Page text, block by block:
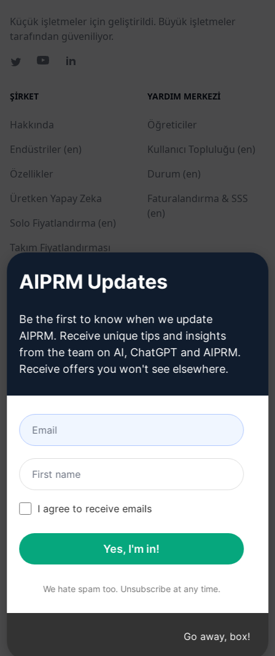
Küçük işletmeler için geliştirildi. Büyük işletmeler
tarafından güveniliyor.
ŞIRKET
Hakkında
Endüstriler (en)
Özellikler
Üretken Yapay Zeka
Solo Fiyatlandırma (en)
Takım Fiyatlandırması
(en)
Blog (en)
YARDIM MERKEZI
Öğreticiler
Kullanıcı Topluluğu (en)
Durum (en)
Faturalandırma & SSS
(en)
YASAL
Gizlilik Politikası (en)
Politikası (en)
Kullanım Koşulları (en)
Tarayıcı Uzantısı
Terimleri (en)
Faturalama Koşulları (en)
Nasıl kurulur
© 2026
All logos, trademarks, and registered trademarks are the
AIPRM and other related brand names are registered
laws.
and EU CTM EU18823472, EU18830896.
AIPRM Updates
Be the first to know when we update
AIPRM. Receive unique tips and insights
from the team on AI, ChatGPT and AIPRM.
Receive offers you won't see elsewhere.
I agree to receive emails
Yes, I'm in!
We hate spam too. Unsubscribe at any time.
Go away, box!